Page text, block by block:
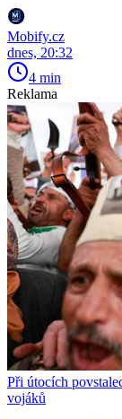
Mobify.cz
dnes, 20:32
4 min
Reklama
Při útocích
vojáků